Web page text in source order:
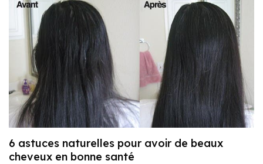
6 astuces naturelles pour avoir de beaux
cheveux en bonne santé